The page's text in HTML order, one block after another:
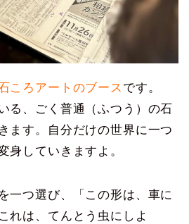
ころアートのブース です。
る、ごく普通（ふつう）の石
ます。自分だけの世界に一つ
身していきますよ。
一つ選び、「この形は、車に
れは、てんとう虫にしよ